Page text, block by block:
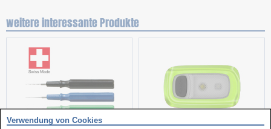
weitere interessante Produkte
Verwendung von Cookies